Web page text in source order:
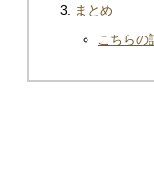
まとめ
こちらの